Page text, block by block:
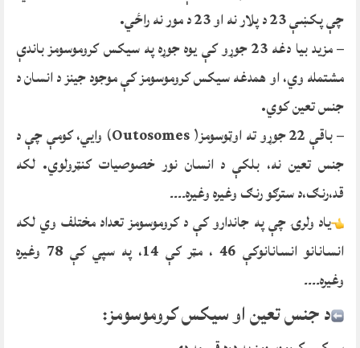
چې پکښې 23 د پلار نه او 23 د مور نه راځي.
– مزید بیا دغه 23 جوړو کې یوه جوړه په سیکس کروموسومز باندې
مشتمله وي، او همدغه سیکس کروموسومز کې موجود جینز د انسان د
جنس تعین کوي.
– باقې 22 جوړو ته اوټوسومز( Outosomes) وایي، کومې چې د
جنس تعین نه، بلکې د انسان نور خصوصیات کنټرولوي. لکه
قد،رنګ،د سترګو رنګ وغیره وغیره۔۔۔۔
یاد ولرۍ چې په جاندارو کې د کروموسومز تعداد مختلف وي لکه
انسانانو انسانانوکې 46 ، مټر کې 14، په سپي کې 78 وغیره
وغیره۔۔۔۔
د جنس تعین او سیکس کروموسومز: